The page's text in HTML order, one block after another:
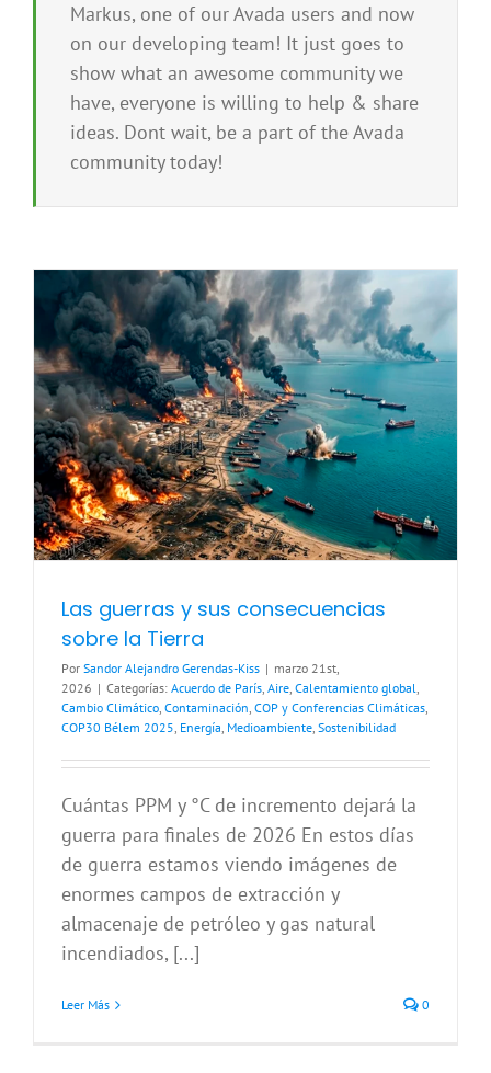
Markus, one of our Avada users and now
on our developing team! It just goes to
show what an awesome community we
have, everyone is willing to help & share
ideas. Dont wait, be a part of the Avada
community today!
Las guerras y sus consecuencias
sobre la Tierra
Por Sandor Alejandro Gerendas-Kiss | marzo 21st,
2026 | Categorías: Acuerdo de París, Aire, Calentamiento global,
Cambio Climático, Contaminación, COP y Conferencias Climáticas,
COP30 Bélem 2025, Energía, Medioambiente, Sostenibilidad
Cuántas PPM y °C de incremento dejará la
guerra para finales de 2026 En estos días
de guerra estamos viendo imágenes de
enormes campos de extracción y
almacenaje de petróleo y gas natural
incendiados, [...]
Leer Más 0